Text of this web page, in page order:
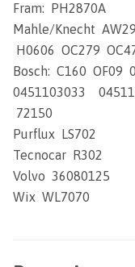
Fram: PH2870A
Mahle/Knecht
H0606 OC279
Bosch: C160 OF09
0451103033
72150
Purflux LS702
Tecnocar R302
Volvo 36080125
Wix WL7070